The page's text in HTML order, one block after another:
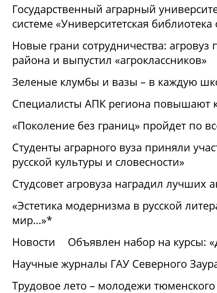
Государственный аграрный
системе «Университетская
Новые грани сотрудничества:
района и выпустил «агроклассников»
Зеленые клумбы и вазы – в каждую
Специалисты АПК региона повышают
«Поколение без границ» пройдет по
Студенты аграрного вуза приняли
русской культуры и словесности»
Студсовет агровуза наградил лучших
«Эстетика модернизма в русской
мир…»*
Новости
Объявлен набор на курсы:
Научные журналы ГАУ Северного
Трудовое лето – молодежи